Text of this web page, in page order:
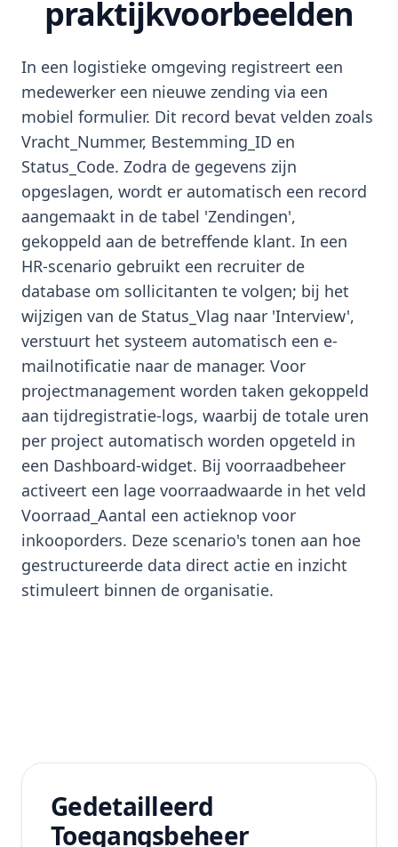
praktijkvoorbeelden
In een logistieke omgeving registreert een
medewerker een nieuwe zending via een
mobiel formulier. Dit record bevat velden zoals
Vracht_Nummer, Bestemming_ID en
Status_Code. Zodra de gegevens zijn
opgeslagen, wordt er automatisch een record
aangemaakt in de tabel 'Zendingen',
gekoppeld aan de betreffende klant. In een
HR-scenario gebruikt een recruiter de
database om sollicitanten te volgen; bij het
wijzigen van de Status_Vlag naar 'Interview',
verstuurt het systeem automatisch een e-
mailnotificatie naar de manager. Voor
projectmanagement worden taken gekoppeld
aan tijdregistratie-logs, waarbij de totale uren
per project automatisch worden opgeteld in
een Dashboard-widget. Bij voorraadbeheer
activeert een lage voorraadwaarde in het veld
Voorraad_Aantal een actieknop voor
inkooporders. Deze scenario's tonen aan hoe
gestructureerde data direct actie en inzicht
stimuleert binnen de organisatie.
Gedetailleerd
Toegangsbeheer